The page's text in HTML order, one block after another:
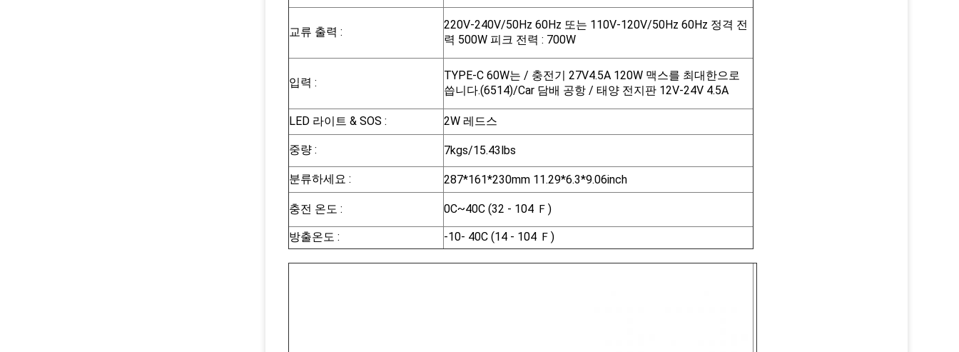
교류 출력 :
220V-240V/50Hz 60Hz 또는 110V-120V/50Hz 60Hz 정격 전
력 500W 피크 전력 : 700W
입력 :
TYPE-C 60W는 / 충전기 27V4.5A 120W 맥스를 최대한으로
씁니다.(6514)/Car 담배 공항 / 태양 전지판 12V-24V 4.5A
LED 라이트 & SOS : 2W 레드스
중량 : 7kgs/15.43lbs
분류하세요 : 287*161*230mm 11.29*6.3*9.06inch
충전 온도 : 0C~40C (32 - 104 Ｆ)
방출온도 : -10- 40C (14 - 104 Ｆ)